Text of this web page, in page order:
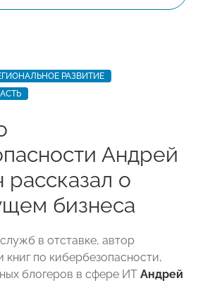
РАЗВИТИЕ
Андрей
о
бизнеса
в отставке, автор
книг по кибербезопасности,
блогеров в сфере ИТ Андрей